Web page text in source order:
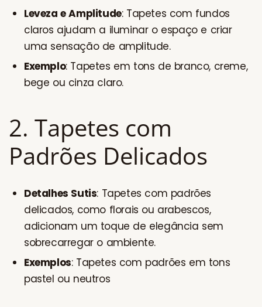
Leveza e Amplitude: Tapetes com fundos
claros ajudam a iluminar o espaço e criar
uma sensação de amplitude.
Exemplo: Tapetes em tons de branco, creme,
bege ou cinza claro.
2. Tapetes com
Padrões Delicados
Detalhes Sutis: Tapetes com padrões
delicados, como florais ou arabescos,
adicionam um toque de elegância sem
sobrecarregar o ambiente.
Exemplos: Tapetes com padrões em tons
pastel ou neutros